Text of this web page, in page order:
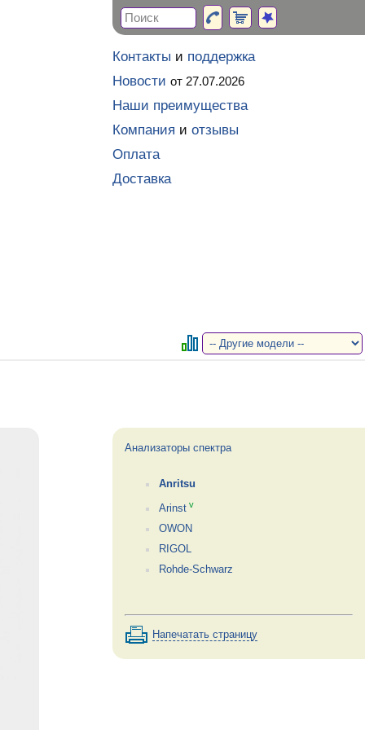
Анализаторы спектра
Anritsu
Arinst v
OWON
RIGOL
Rohde-Schwarz
Напечатать страницу
Контакты и поддержка
Новости от 27.07.2026
Наши преимущества
Компания и отзывы
Оплата
Доставка